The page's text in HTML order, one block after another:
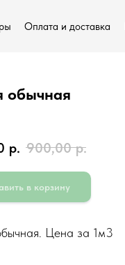
Оплата и доставка
обычная
р. 900,00 р.
в корзину
Цена за 1м3